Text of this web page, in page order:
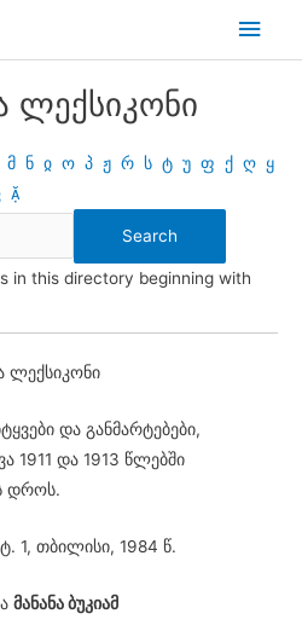
Main
ლექსიკონი
მ ნ ჲ ო პ ჟ რ ს ტ უ ფ ქ ღ ყ

in this directory beginning with
ლექსიკონი
და განმარტებები,
1911 და 1913 წლებში
დროს.
1, თბილისი, 1984 წ.
მანანა ბუკიამ